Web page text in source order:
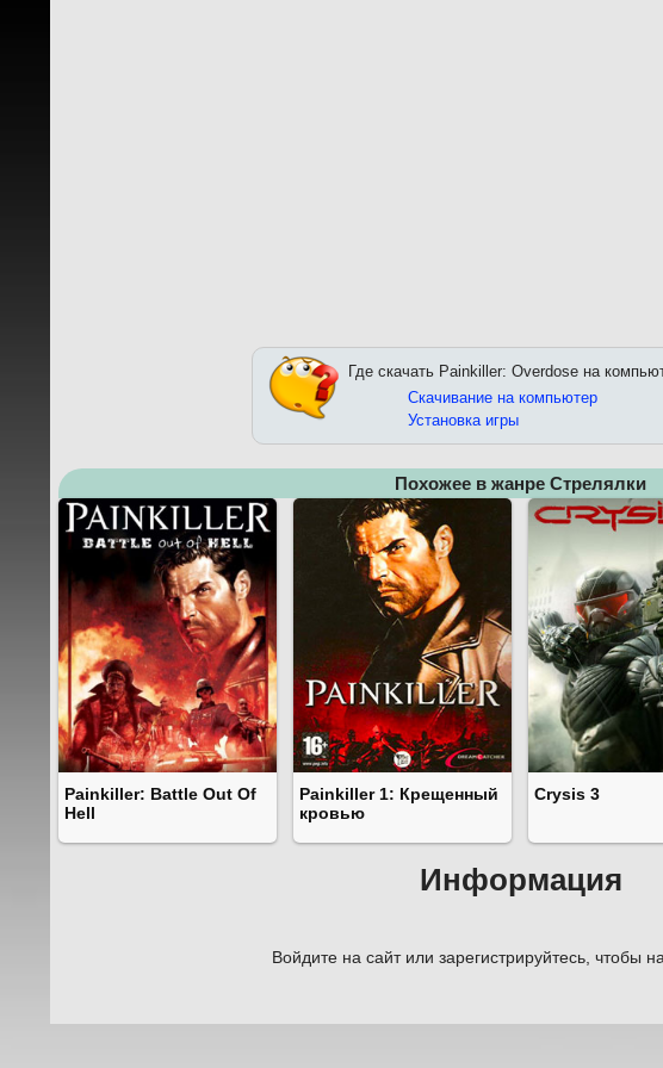
Где скачать Painkiller: Overdose на
Скачивание на компьютер
Установка игры
Похожее в жанре Стрелялки
Painkiller: Battle Out Of
Hell
Painkiller 1: Крещенный
кровью
Crysis 3
Информация
Войдите на сайт или зарегистрируйтесь, чтобы